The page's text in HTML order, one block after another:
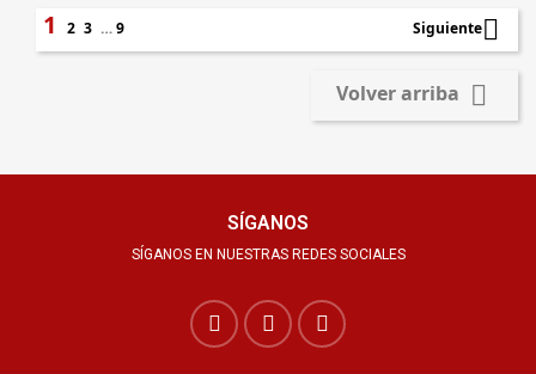
1 2 3 …9 Siguiente
Volver arriba 
SÍGANOS
SÍGANOS EN NUESTRAS REDES SOCIALES